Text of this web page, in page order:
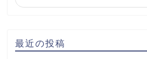
最近の投稿